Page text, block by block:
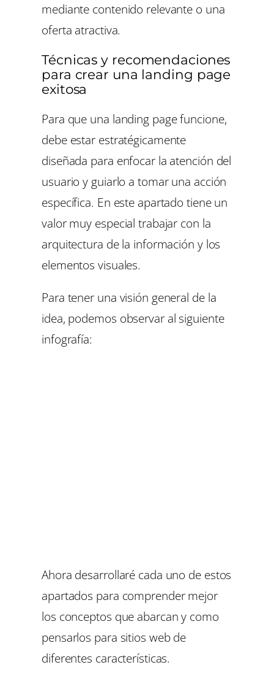
mediante contenido relevante o una
oferta atractiva.
Técnicas y recomendaciones
para crear una landing page
exitosa
Para que una landing page funcione,
debe estar estratégicamente
diseñada para enfocar la atención del
usuario y guiarlo a tomar una acción
específica. En este apartado tiene un
valor muy especial trabajar con la
arquitectura de la información y los
elementos visuales.
Para tener una visión general de la
idea, podemos observar al siguiente
infografía:
Ahora desarrollaré cada uno de estos
apartados para comprender mejor
los conceptos que abarcan y como
pensarlos para sitios web de
diferentes características.